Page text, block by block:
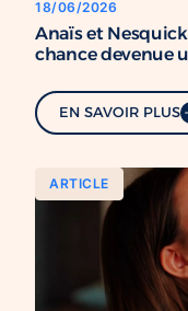
18/06/2026
Anaïs et
chance devenue
EN SAVOIR PLUS
ARTICLE